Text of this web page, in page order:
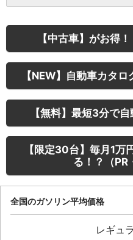
【中古車】がお得
【NEW】自動車カタ
【無料】最短3分で
【限定30台】毎月1万
る！？（PR
全国のガソリン平均価格
レギュ